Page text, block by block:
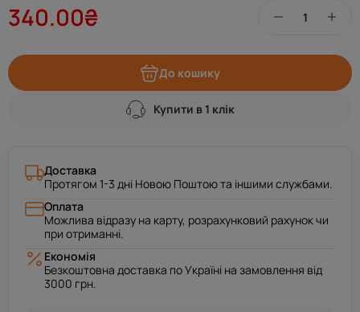
340.00₴
До кошику
Купити в 1 клік
Доставка
Протягом 1-3 дні Новою Поштою та іншими службами.
Оплата
Можлива відразу на карту, розрахунковий рахунок чи
при отриманні.
Економія
Безкоштовна доставка по Україні на замовлення від
3000 грн.